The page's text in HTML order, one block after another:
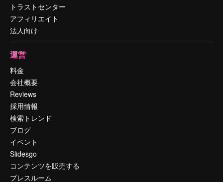
トラストセンター
アフィリエイト
法人向け
運営
料金
会社概要
Reviews
採用情報
検索トレンド
ブログ
イベント
Slidesgo
コンテンツを販売する
プレスルーム